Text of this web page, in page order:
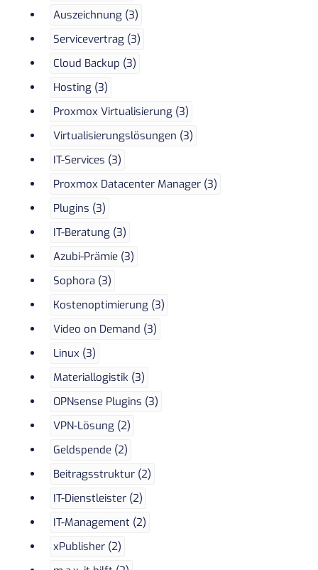
Auszeichnung (3)
Servicevertrag (3)
Cloud Backup (3)
Hosting (3)
Proxmox Virtualisierung (3)
Virtualisierungslösungen (3)
IT-Services (3)
Proxmox Datacenter Manager (3)
Plugins (3)
IT-Beratung (3)
Azubi-Prämie (3)
Sophora (3)
Kostenoptimierung (3)
Video on Demand (3)
Linux (3)
Materiallogistik (3)
OPNsense Plugins (3)
VPN-Lösung (2)
Geldspende (2)
Beitragsstruktur (2)
IT-Dienstleister (2)
IT-Management (2)
xPublisher (2)